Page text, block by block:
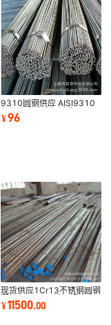
9310圆钢供应 AISI9310
美标合金结构钢销售
10CrNi3Mo圆钢
¥96
现货供应1Cr13不锈钢圆钢
圆棒 1Cr13不锈钢规格齐
全
¥11500.00